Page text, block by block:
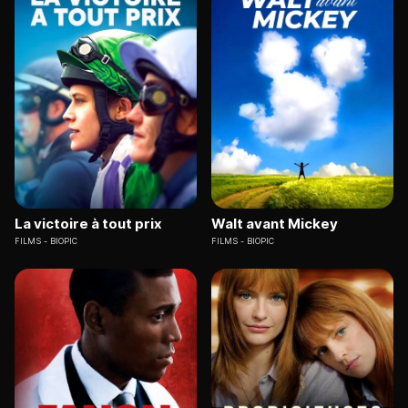
La victoire à tout prix
FILMS BIOPIC
Walt avant Mickey
FILMS BIOPIC